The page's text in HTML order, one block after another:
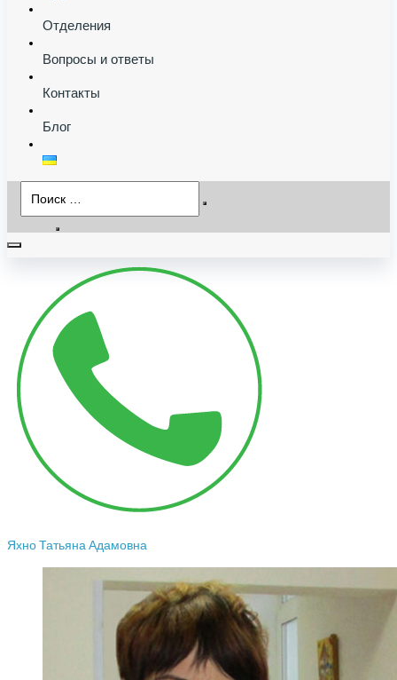
Отделения
Вопросы и ответы
Контакты
Блог
Яхно Татьяна Адамовна